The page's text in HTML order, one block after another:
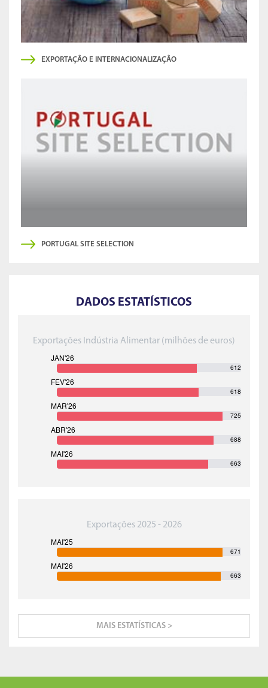
EXPORTAÇÃO E INTERNACIONALIZAÇÃO
PORTUGAL SITE SELECTION
DADOS ESTATÍSTICOS
Exportações Indústria Alimentar (milhões de euros)
612
618
725
688
663
Exportações 2025 - 2026
671
663
MAIS ESTATÍSTICAS >